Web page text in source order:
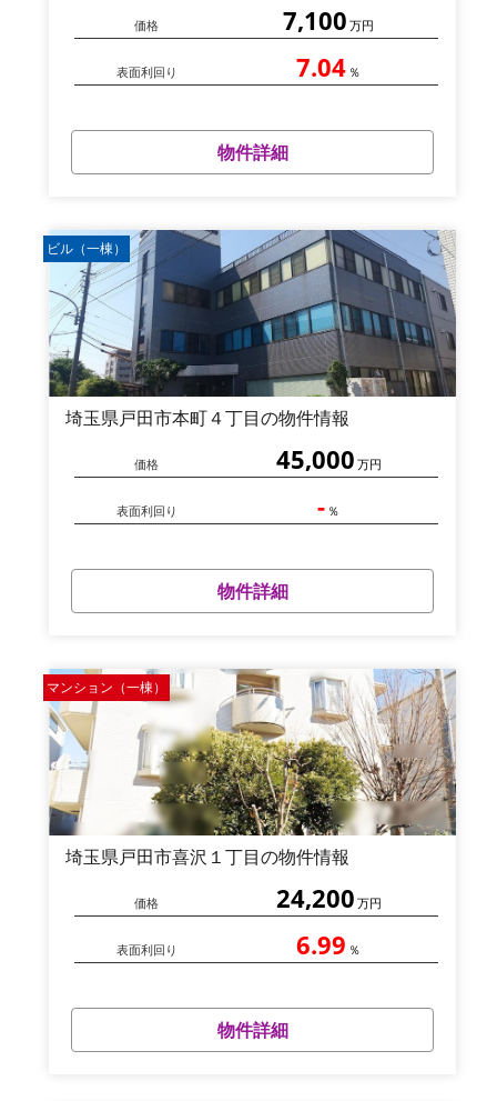
価格 7,100 万円
表面利回り 7.04 ％
物件詳細
ビル（一棟）
埼玉県戸田市本町４丁目の物件情報
価格 45,000 万円
表面利回り - ％
物件詳細
マンション（一棟）
埼玉県戸田市喜沢１丁目の物件情報
価格 24,200 万円
表面利回り 6.99 ％
物件詳細